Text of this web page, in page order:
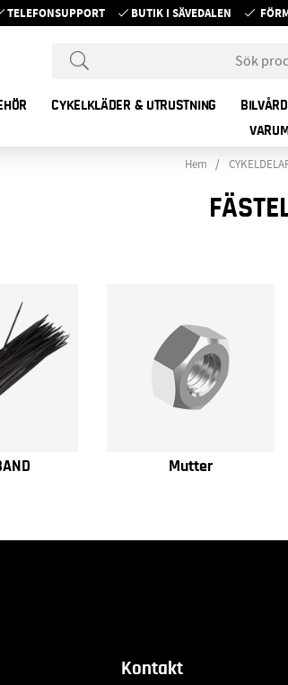
TELEFONSUPPORT BUTIK I SÄVEDALEN
CYKELKLÄDER & UTRUSTNING BILVÅRD
Hem
Mutter
Kontakt